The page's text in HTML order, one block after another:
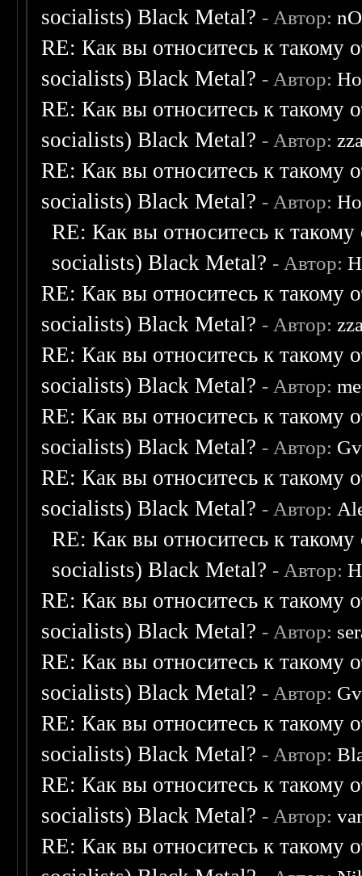
socialists) Black Metal? - Автор:
RE: Как вы относитесь к такому
socialists) Black Metal? - Автор:
RE: Как вы относитесь к такому
socialists) Black Metal? - Автор:
RE: Как вы относитесь к такому
socialists) Black Metal? - Автор:
RE: Как вы относитесь к
socialists) Black Metal? - Автор:
RE: Как вы относитесь к такому
socialists) Black Metal? - Автор:
RE: Как вы относитесь к такому
socialists) Black Metal? - Автор:
RE: Как вы относитесь к такому
socialists) Black Metal? - Автор:
RE: Как вы относитесь к такому
socialists) Black Metal? - Автор:
RE: Как вы относитесь к
socialists) Black Metal? - Автор:
RE: Как вы относитесь к такому
socialists) Black Metal? - Автор:
RE: Как вы относитесь к такому
socialists) Black Metal? - Автор:
RE: Как вы относитесь к такому
socialists) Black Metal? - Автор:
RE: Как вы относитесь к такому
socialists) Black Metal? - Автор:
RE: Как вы относитесь к такому